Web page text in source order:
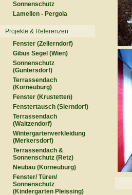
Sonnenschutz
Lamellen - Pergola
Projekte & Referenzen
Fenster (Zellerndorf)
Gibus Segel (Wien)
Sonnenschutz
(Guntersdorf)
Terrassendach
(Korneuburg)
Fenster (Krustetten)
Fenstertausch (Sierndorf)
Terrassendach
(Waitzendorf)
Wintergartenverkleidung
(Merkersdorf)
Terrassendach &
Sonnenschutz (Retz)
Neubau (Korneuburg)
Fenster/ Türen/
Sonnenschutz
(Kindergarten Pleissing)